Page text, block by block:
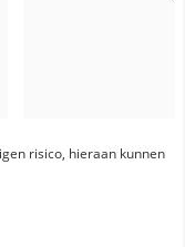
risico, hieraan kunnen